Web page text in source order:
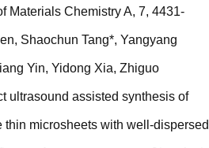
Materials Chemistry A, 7, 4431-
Shaochun Tang*, Yangyang
Yin, Yidong Xia, Zhiguo
ultrasound assisted synthesis of
thin microsheets with well-dispersed